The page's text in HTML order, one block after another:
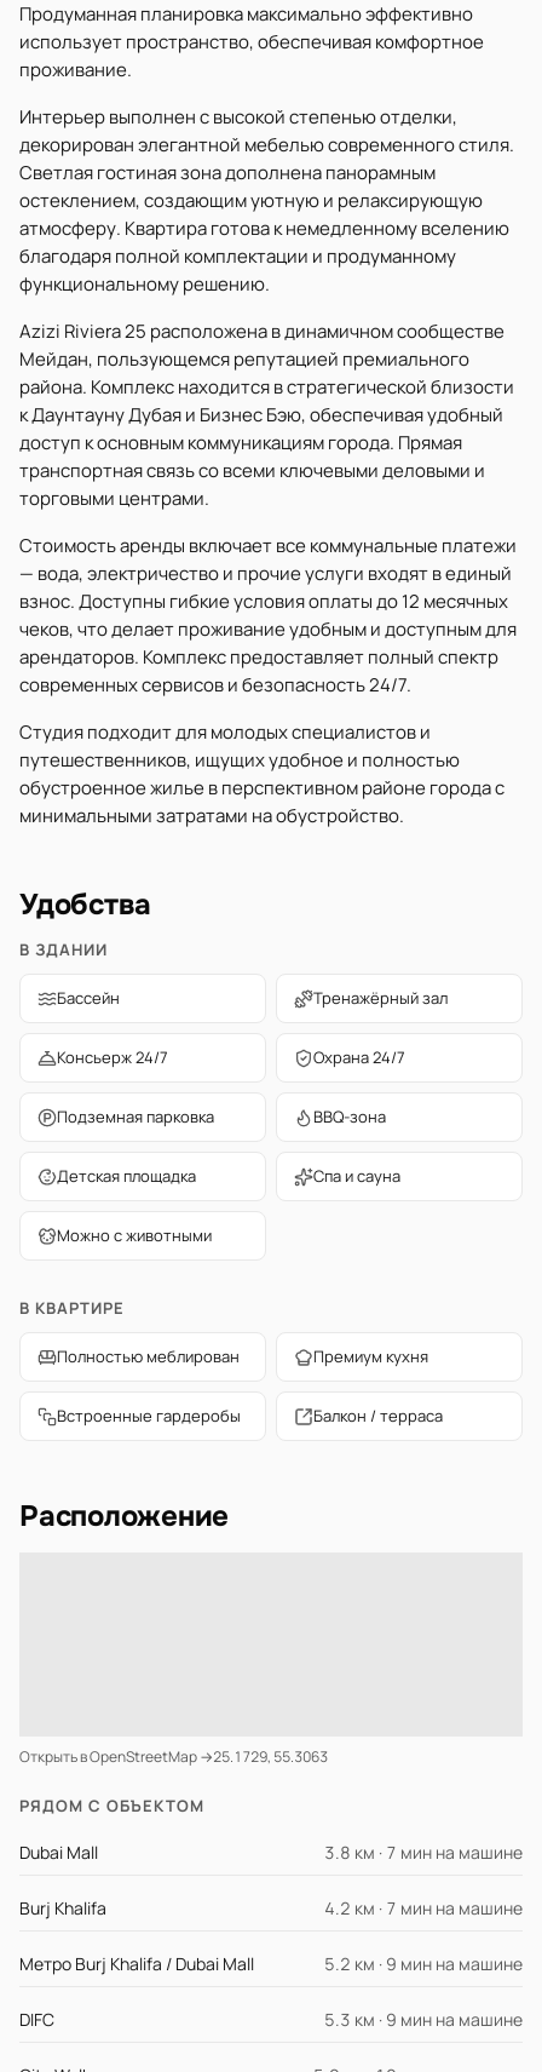
Продуманная планировка максимально эффективно
использует пространство, обеспечивая комфортное
проживание.
Интерьер выполнен с высокой степенью отделки,
декорирован элегантной мебелью современного стиля.
Светлая гостиная зона дополнена панорамным
остеклением, создающим уютную и релаксирующую
атмосферу. Квартира готова к немедленному вселению
благодаря полной комплектации и продуманному
функциональному решению.
Azizi Riviera 25 расположена в динамичном сообществе
Мейдан, пользующемся репутацией премиального
района. Комплекс находится в стратегической близости
к Даунтауну Дубая и Бизнес Бэю, обеспечивая удобный
доступ к основным коммуникациям города. Прямая
транспортная связь со всеми ключевыми деловыми и
торговыми центрами.
Стоимость аренды включает все коммунальные платежи
— вода, электричество и прочие услуги входят в единый
взнос. Доступны гибкие условия оплаты до 12 месячных
чеков, что делает проживание удобным и доступным для
арендаторов. Комплекс предоставляет полный спектр
современных сервисов и безопасность 24/7.
Студия подходит для молодых специалистов и
путешественников, ищущих удобное и полностью
обустроенное жилье в перспективном районе города с
минимальными затратами на обустройство.
Удобства
В ЗДАНИИ
Бассейн Тренажёрный зал
Консьерж 24/7 Охрана 24/7
Подземная парковка BBQ-зона
Детская площадка Спа и сауна
Можно с животными
В КВАРТИРЕ
Полностью меблирован Премиум кухня
Встроенные гардеробы Балкон / терраса
Расположение
Открыть в OpenStreetMap →25.1729, 55.3063
РЯДОМ С ОБЪЕКТОМ
Dubai Mall 3.8 км · 7 мин на машине
Burj Khalifa 4.2 км · 7 мин на машине
Метро Burj Khalifa / Dubai Mall 5.2 км · 9 мин на машине
DIFC 5.3 км · 9 мин на машине